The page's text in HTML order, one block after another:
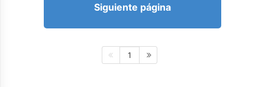
Siguiente página
1